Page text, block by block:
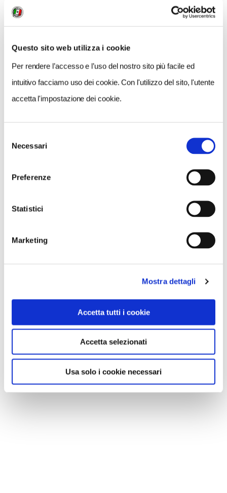
Questo sito web utilizza i cookie
Per rendere l’accesso e l’uso del nostro sito più facile ed
intuitivo facciamo uso dei cookie. Con l'utilizzo del sito, l'utente
accetta l'impostazione dei cookie.
delNecessari
Preferenze
Statistici
Marketing
Mostra dettagli
Accetta tutti i cookie
Accetta selezionati
Usa solo i cookie necessari
0 RISULTATI MOSTRA SOLO CONVENZIONATI
Nessun risultato.
VEDI SU